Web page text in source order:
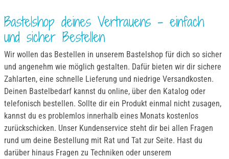
Bastelshop deines Vertrauens – einfach
und sicher Bestellen
Wir wollen das Bestellen in unserem Bastelshop für dich so sicher
und angenehm wie möglich gestalten. Dafür bieten wir dir sichere
Zahlarten, eine schnelle Lieferung und niedrige Versandkosten.
Deinen Bastelbedarf kannst du online, über den Katalog oder
telefonisch bestellen. Sollte dir ein Produkt einmal nicht zusagen,
kannst du es problemlos innerhalb eines Monats kostenlos
zurückschicken. Unser Kundenservice steht dir bei allen Fragen
rund um deine Bestellung mit Rat und Tat zur Seite. Hast du
darüber hinaus Fragen zu Techniken oder unserem